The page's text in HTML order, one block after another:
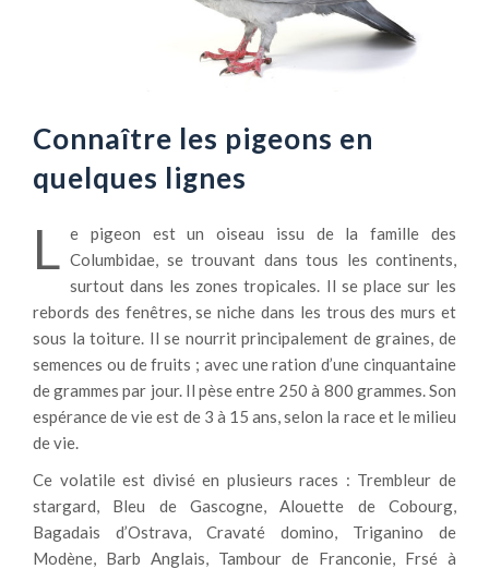
Connaître les pigeons en
quelques lignes
L e pigeon est un oiseau issu de la famille des
Columbidae, se trouvant dans tous les continents,
surtout dans les zones tropicales. Il se place sur les
rebords des fenêtres, se niche dans les trous des murs et
sous la toiture. Il se nourrit principalement de graines, de
semences ou de fruits ; avec une ration d’une cinquantaine
de grammes par jour. Il pèse entre 250 à 800 grammes. Son
espérance de vie est de 3 à 15 ans, selon la race et le milieu
de vie.
Ce volatile est divisé en plusieurs races : Trembleur de
stargard, Bleu de Gascogne, Alouette de Cobourg,
Bagadais d’Ostrava, Cravaté domino, Triganino de
Modène, Barb Anglais, Tambour de Franconie, Frsé à